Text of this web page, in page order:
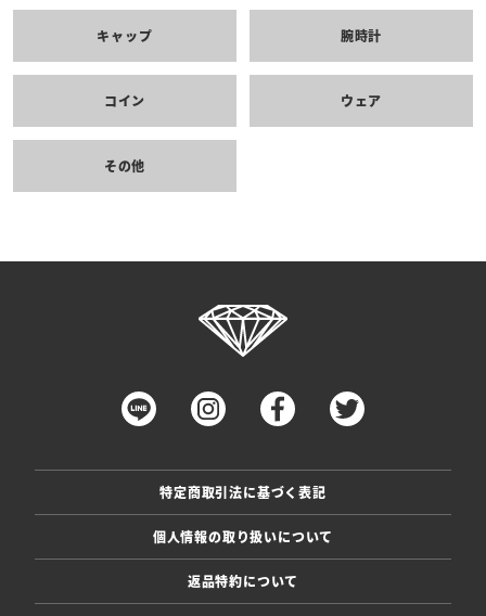
キャップ 腕時計
コイン ウェア
その他
特定商取引法に基づく表記
個人情報の取り扱いについて
返品特約について